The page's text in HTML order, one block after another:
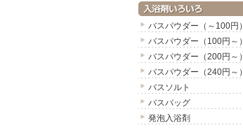
バスパウダー（～100円）
バスパウダー（100円～）
バスパウダー（200円～）
バスパウダー（240円～）
バスソルト
バスバッグ
発泡入浴剤